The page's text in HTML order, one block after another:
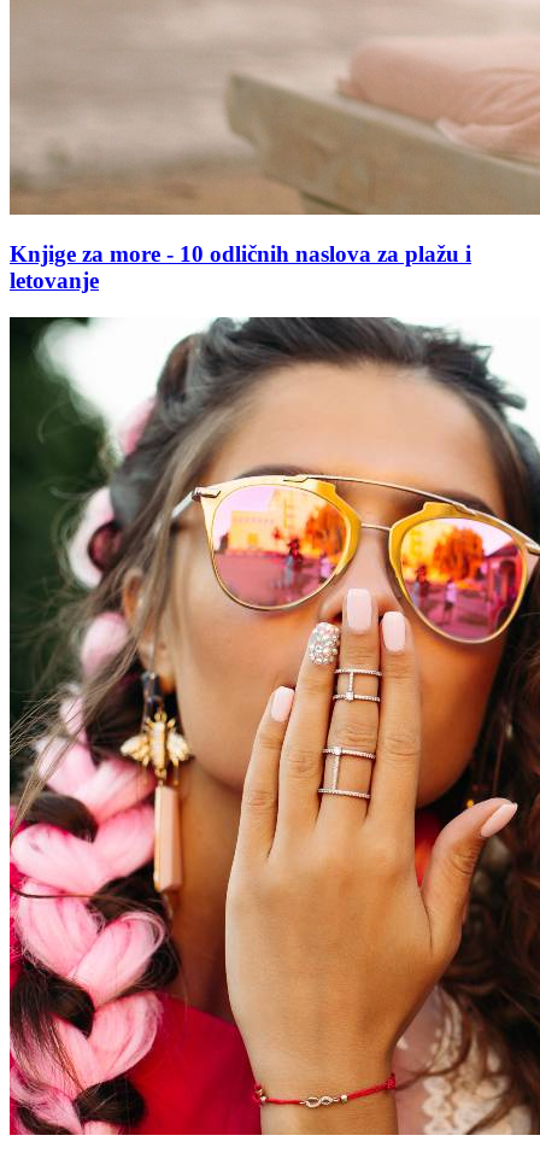
Knjige za more - 10 odličnih naslova za plažu i
letovanje